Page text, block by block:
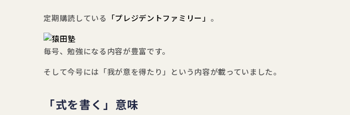
定期購読している 「プレジデントファミリー」 。
毎号、勉強になる内容が豊富です。
そして今号には「我が意を得たり」という内容が載っていました。
「式を書く」意味